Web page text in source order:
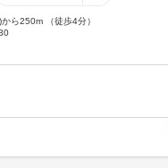
ら250m （徒歩4分）